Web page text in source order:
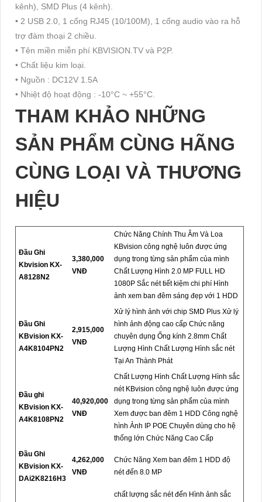
kênh), SMD Plus (4 kênh).
• 2 USB 2.0, 1 cổng RJ45 (10/100M), 1 cổng audio vào ra hỗ
trợ đàm thoại 2 chiều.
• Tên miền miễn phí KBVISION.TV và P2P.
• Chất liệu kim loại.
• Nguồn : DC12V 1.5A
• Nhiệt độ hoạt động : -10°C ~ +55°C.
THAM KHẢO NHỮNG
SẢN PHẨM CÙNG HÃNG
CÙNG LOẠI VÀ THƯƠNG
HIỆU
Đầu Ghi
Kbvision KX-
A8128N2
3,380,000
VNĐ
Chức Năng Chính Thu Âm Và Loa
KBvision công nghệ luôn được ứng
dụng trong từng sản phẩm của mình
Chất Lượng Hình 2.0 MP FULL HD
1080P Sắc nét tiết kiệm chi phí Hình
ảnh xem ban đêm sáng đẹp với 1 HDD
Đầu Ghi
KBvision KX-
A4K8104PN2
2,915,000
VNĐ
Xử lý hình ảnh với chip SMD Plus Xử lý
hình ảnh động cao cấp Chức năng
chuyên dụng Ống kính 2.8mm Chất
Lượng Hình Chất Lượng Hình sắc nét
Tại An Thành Phát
Đầu ghi
KBvision KX-
A4K8108PN2
40,920,000
VNĐ
Chất Lượng Hình Chất Lượng Hình sắc
nét KBvision công nghệ luôn được ứng
dụng trong từng sản phẩm của mình
Xem được ban đêm 1 HDD Công nghệ
hình Ảnh IP POE Chuyên dùng cho hệ
thống lớn Chức Năng Cao Cấp
Đầu Ghi
KBvision KX-
DAi2K8216H3
4,262,000
VNĐ
Chức Năng Xem ban đêm 1 HDD độ
nét đến 8.0 MP
chất lượng sắc nét đến Hình ảnh sắc